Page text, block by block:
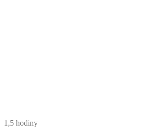
1,5 hodiny